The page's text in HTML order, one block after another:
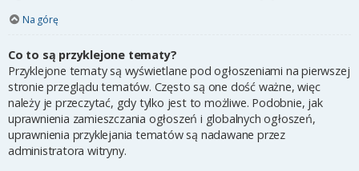
Na górę
Co to są przyklejone tematy?
Przyklejone tematy są wyświetlane pod ogłoszeniami na pierwszej
stronie przeglądu tematów. Często są one dość ważne, więc
należy je przeczytać, gdy tylko jest to możliwe. Podobnie, jak
uprawnienia zamieszczania ogłoszeń i globalnych ogłoszeń,
uprawnienia przyklejania tematów są nadawane przez
administratora witryny.